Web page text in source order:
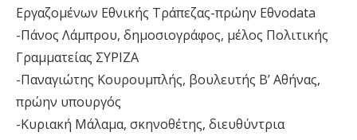
Εργαζομένων Εθνικής Τράπεζας-πρώην Εθνοdata
-Πάνος Λάμπρου, δημοσιογράφος, μέλος Πολιτικής
Γραμματείας ΣΥΡΙΖΑ
-Παναγιώτης Κουρουμπλής, βουλευτής Β’ Αθήνας,
πρώην υπουργός
-Κυριακή Μάλαμα, σκηνοθέτης, διευθύντρια